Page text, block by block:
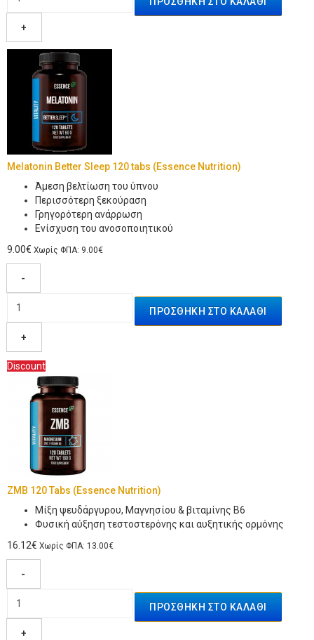
+
Melatonin Better Sleep 120 tabs (Essence Nutrition)
Άμεση βελτίωση του ύπνου
Περισσότερη ξεκούραση
Γρηγορότερη ανάρρωση
Ενίσχυση του ανοσοποιητικού
9.00€ Χωρίς ΦΠΑ: 9.00€
-
+
Discount
ZMB 120 Tabs (Essence Nutrition)
Μίξη ψευδάργυρου, Μαγνησίου & βιταμίνης Β6
Φυσική αύξηση τεστοστερόνης και αυξητικής ορμόνης
16.12€ Χωρίς ΦΠΑ: 13.00€
-
+